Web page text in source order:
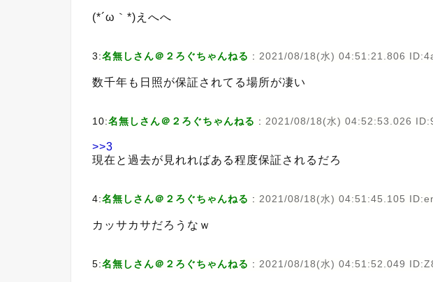
(*´ω｀*)えへへ
3:名無しさん＠２ろぐちゃんねる : 2021/08/18(水) 04:51:21.806
数千年も日照が保証されてる場所が凄い
10:名無しさん＠２ろぐちゃんねる : 2021/08/18(水) 04:52:53.026
>>3
現在と過去が見れればある程度保証されるだろ
4:名無しさん＠２ろぐちゃんねる : 2021/08/18(水) 04:51:45.105
カッサカサだろうなｗ
5:名無しさん＠２ろぐちゃんねる : 2021/08/18(水) 04:51:52.049